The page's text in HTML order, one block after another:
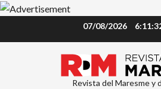
07/08/2026
Revista del Maresme y